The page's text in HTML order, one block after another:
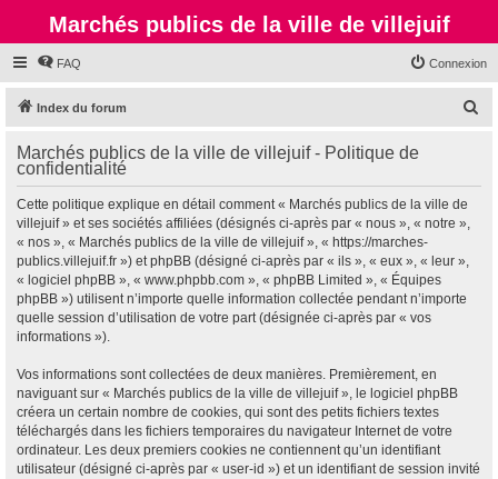
Marchés publics de la ville de villejuif
FAQ Connexion
Index du forum
h
Marchés publics de la ville de villejuif - Politique de
confidentialité
Cette politique explique en détail comment « Marchés publics de la ville de
villejuif » et ses sociétés affiliées (désignés ci-après par « nous », « notre »,
« nos », « Marchés publics de la ville de villejuif », « https://marches-
publics.villejuif.fr ») et phpBB (désigné ci-après par « ils », « eux », « leur »,
« logiciel phpBB », « www.phpbb.com », « phpBB Limited », « Équipes
phpBB ») utilisent n’importe quelle information collectée pendant n’importe
quelle session d’utilisation de votre part (désignée ci-après par « vos
informations »).
Vos informations sont collectées de deux manières. Premièrement, en
naviguant sur « Marchés publics de la ville de villejuif », le logiciel phpBB
créera un certain nombre de cookies, qui sont des petits fichiers textes
téléchargés dans les fichiers temporaires du navigateur Internet de votre
ordinateur. Les deux premiers cookies ne contiennent qu’un identifiant
utilisateur (désigné ci-après par « user-id ») et un identifiant de session invité